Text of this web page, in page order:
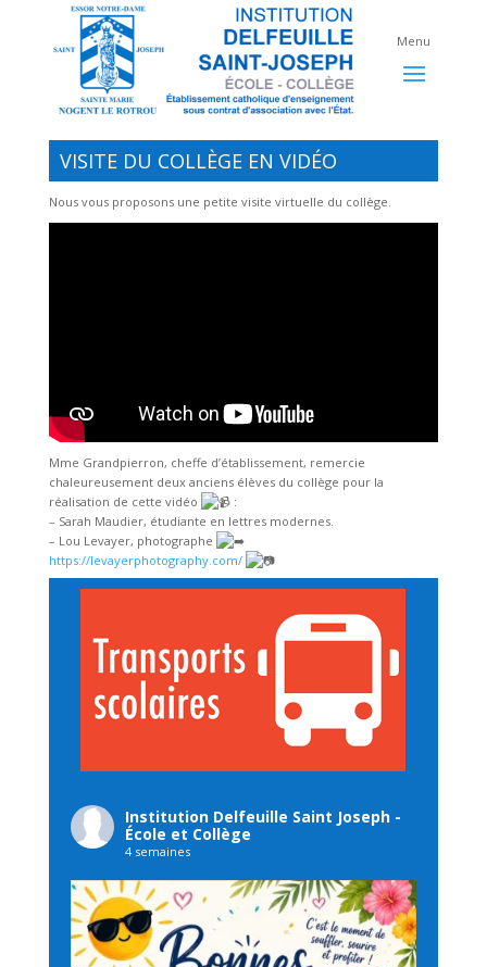
VISITE DU COLLÈGE EN VIDÉO
Nous vous proposons une petite visite virtuelle du collège.
Mme Grandpierron, cheffe d’établissement, remercie
chaleureusement deux anciens élèves du collège pour la
réalisation de cette vidéo
:
– Sarah Maudier, étudiante en lettres modernes.
– Lou Levayer, photographe
https://levayerphotography.com/
Institution Delfeuille Saint Joseph -
École et Collège
4 semaines